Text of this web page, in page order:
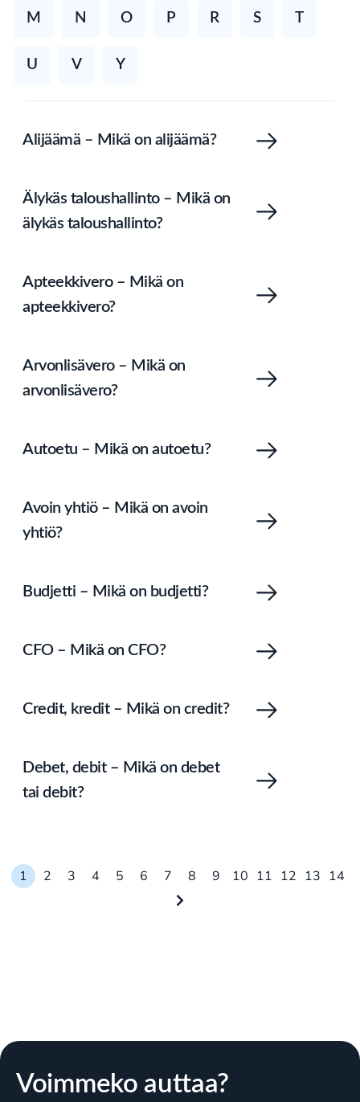
M N O P R S T
U V Y
Alijäämä – Mikä on alijäämä?
Älykäs taloushallinto – Mikä on
älykäs taloushallinto?
Apteekkivero – Mikä on
apteekkivero?
Arvonlisävero – Mikä on
arvonlisävero?
Autoetu – Mikä on autoetu?
Avoin yhtiö – Mikä on avoin
yhtiö?
Budjetti – Mikä on budjetti?
CFO – Mikä on CFO?
Credit, kredit – Mikä on credit?
Debet, debit – Mikä on debet
tai debit?
1 2 3 4 5 6 7 8 9 10 11 12 13 14
Voimmeko auttaa?